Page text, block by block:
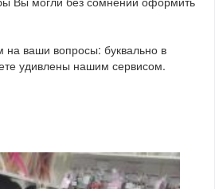
на ваши вопросы: буквально в
удивлены нашим сервисом.